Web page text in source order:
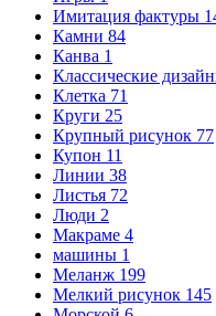
Имитация фактуры
Камни 84
Канва 1
Классические
Клетка 71
Круги 25
Крупный рисунок 77
Купон 11
Линии 38
Листья 72
Люди 2
Макраме 4
машины 1
Меланж 199
Мелкий рисунок 145